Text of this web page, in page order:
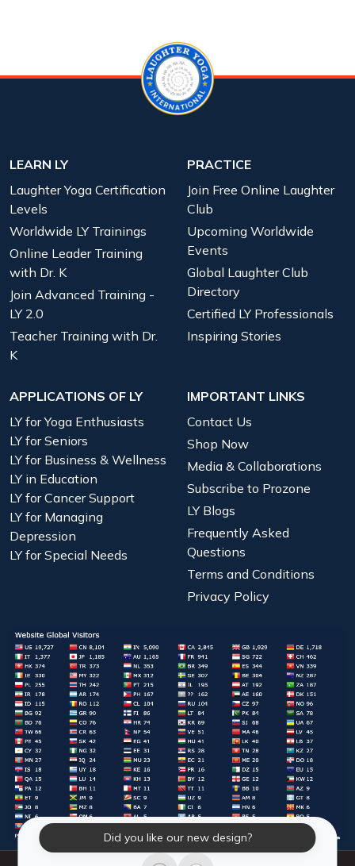
Did you like our new design?
LEARN LY
Laughter Yoga Certification
Levels
Worldwide LY Trainings
Online Leader Training
with Dr. K
Join Advanced Training -
LY 2.0
Teacher Training with Dr.
K
PRACTICE
Join Free Online Laughter
Club
Upcoming Worldwide
Events
Global Laughter Club
Directory
Certified LY Professionals
Inspiring Stories
APPLICATIONS OF LY
LY for Yoga Enthusiasts
LY for Seniors
LY for Business & Wellness
LY in Education
LY for Cancer Support
LY for Managing
Depression
LY for Special Needs
IMPORTANT LINKS
Contact Us
Shop Now
Media & Collaborations
Subscribe to Prozone
LY Blogs
Frequently Asked
Questions
Terms and Conditions
Privacy Policy